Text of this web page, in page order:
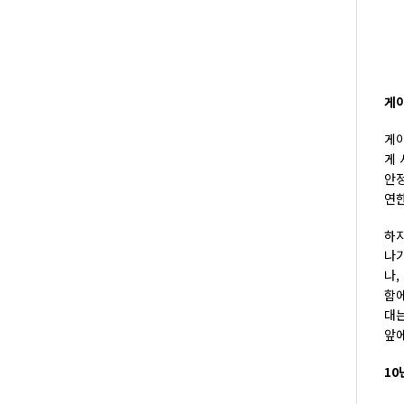
게
게
게
안
연
하
나
나,
함
대
앞
10